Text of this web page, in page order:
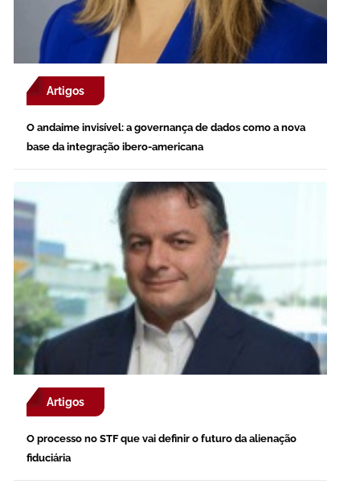
Artigos
O andaime invisível: a governança de dados como a nova
base da integração ibero-americana
Artigos
O processo no STF que vai definir o futuro da alienação
fiduciária